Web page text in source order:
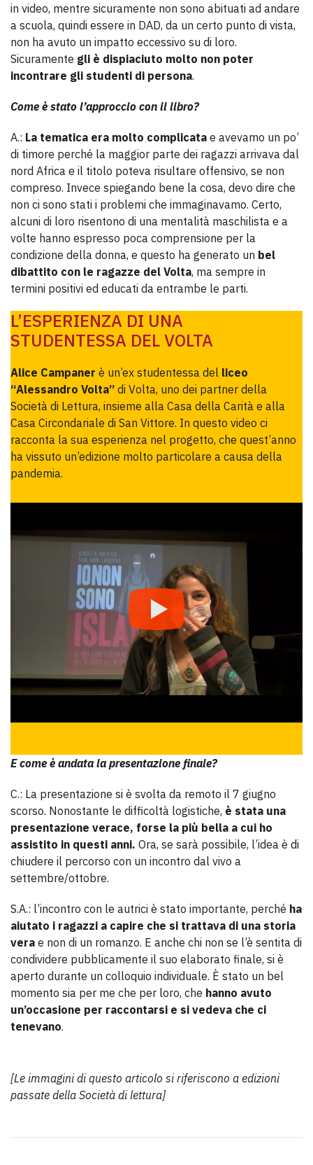
in video, mentre sicuramente non sono abituati ad andare
a scuola, quindi essere in DAD, da un certo punto di vista,
non ha avuto un impatto eccessivo su di loro.
Sicuramente gli è dispiaciuto molto non poter
incontrare gli studenti di persona.
Come è stato l’approccio con il libro?
A.: La tematica era molto complicata e avevamo un po’
di timore perché la maggior parte dei ragazzi arrivava dal
nord Africa e il titolo poteva risultare offensivo, se non
compreso. Invece spiegando bene la cosa, devo dire che
non ci sono stati i problemi che immaginavamo. Certo,
alcuni di loro risentono di una mentalità maschilista e a
volte hanno espresso poca comprensione per la
condizione della donna, e questo ha generato un bel
dibattito con le ragazze del Volta, ma sempre in
termini positivi ed educati da entrambe le parti.
L’ESPERIENZA DI UNA
STUDENTESSA DEL VOLTA
Alice Campaner è un’ex studentessa del liceo
“Alessandro Volta” di Volta, uno dei partner della
Società di Lettura, insieme alla Casa della Carità e alla
Casa Circondariale di San Vittore. In questo video ci
racconta la sua esperienza nel progetto, che quest’anno
ha vissuto un’edizione molto particolare a causa della
pandemia.
E come è andata la presentazione finale?
C.: La presentazione si è svolta da remoto il 7 giugno
scorso. Nonostante le difficoltà logistiche, è stata una
presentazione verace, forse la più bella a cui ho
assistito in questi anni. Ora, se sarà possibile, l’idea è di
chiudere il percorso con un incontro dal vivo a
settembre/ottobre.
S.A.: l’incontro con le autrici è stato importante, perché ha
aiutato i ragazzi a capire che si trattava di una storia
vera e non di un romanzo. E anche chi non se l’è sentita di
condividere pubblicamente il suo elaborato finale, si è
aperto durante un colloquio individuale. È stato un bel
momento sia per me che per loro, che hanno avuto
un’occasione per raccontarsi e si vedeva che ci
tenevano.
[Le immagini di questo articolo si riferiscono a edizioni
passate della Società di lettura]